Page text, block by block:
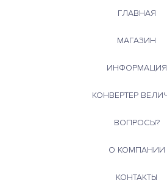
ГЛАВНАЯ
МАГАЗИН
ИНФОРМАЦИЯ
КОНВЕРТЕР
ВОПРОСЫ?
О КОМПАНИИ
КОНТАКТЫ